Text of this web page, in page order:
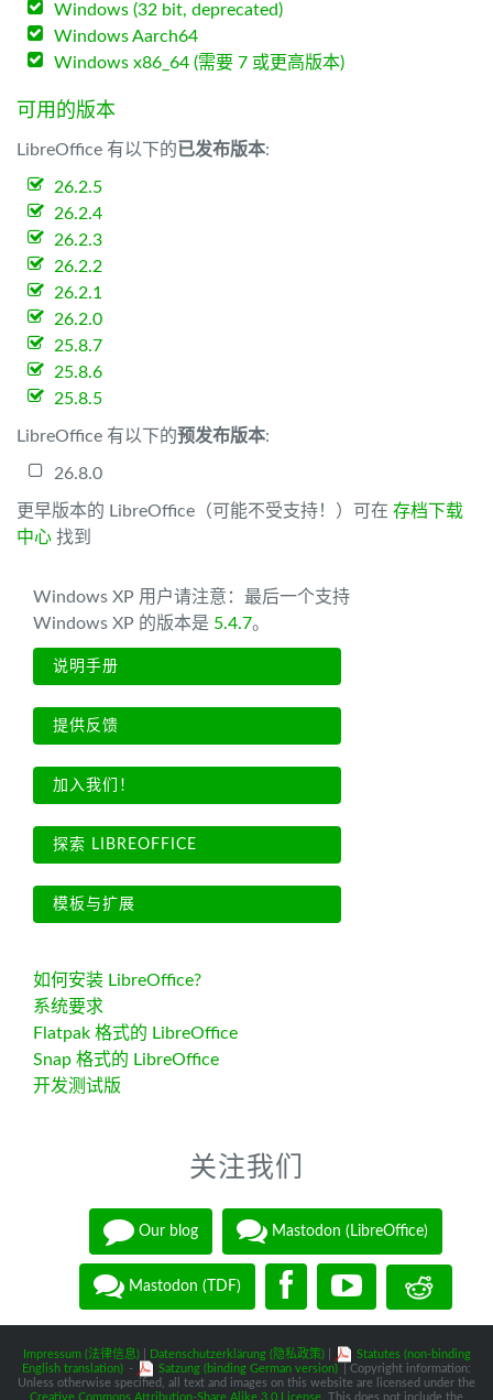
Windows (32 bit, deprecated)
Windows Aarch64
Windows x86_64 (需要 7 或更高版本)
可用的版本
LibreOffice 有以下的已发布版本:
26.2.5
26.2.4
26.2.3
26.2.2
26.2.1
26.2.0
25.8.7
25.8.6
25.8.5
LibreOffice 有以下的预发布版本:
26.8.0
更早版本的 LibreOffice（可能不受支持！）可在 存档下载
中心 找到
Windows XP 用户请注意：最后一个支持
Windows XP 的版本是 5.4.7。
说明手册
提供反馈
加入我们！
探索 LIBREOFFICE
模板与扩展
如何安装 LibreOffice?
系统要求
Flatpak 格式的 LibreOffice
Snap 格式的 LibreOffice
开发测试版
关注我们
Our blog Mastodon (LibreOffice)
Mastodon (TDF)
Impressum (法律信息)| Datenschutzerklärung (隐私政策)|
Statutes (non-binding
English translation) - Satzung (binding German version)
| Copyright information:
Unless otherwise specified, all text and images on this website are licensed under the
Creative Commons Attribution-Share Alike 3.0 License . This does not include the